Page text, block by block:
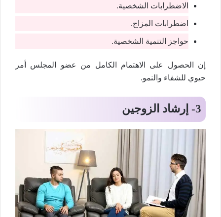
الاضطرابات الشخصية.
اضطرابات المزاج.
حواجز التنمية الشخصية.
إن الحصول على الاهتمام الكامل من عضو المجلس أمر
حيوي للشفاء والنمو.
3- إرشاد الزوجين